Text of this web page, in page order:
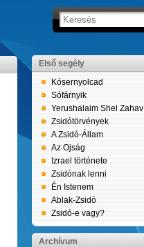
Első segély
Kósernyolcad
Sófárnyik
Yerushalaim Shel Zahav
Zsidótörvények
A Zsidó-Állam
Az Ojság
Izrael története
Zsidónak lenni
Én Istenem
Ablak-Zsidó
Zsidó-e vagy?
Archívum